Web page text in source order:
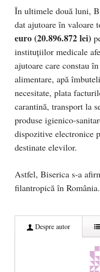
În ultimele două luni,
dat ajutoare în valoare
euro (20.896.872 lei)
instituțiilor medicale
ajutoare care constau
alimentare, apă
necesitate, plata
carantină, transport la
produse igienico-
dispozitive electronice
destinate elevilor.
Astfel, Biserica s-a
filantropică în România.
Despre autor